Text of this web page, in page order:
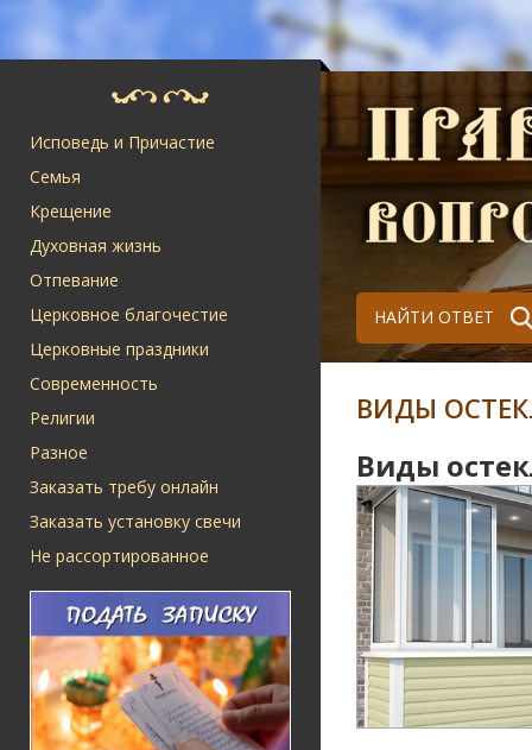
Исповедь и Причастие
Семья
Крещение
Духовная жизнь
Отпевание
Церковное благочестие
Церковные праздники
Современность
Религии
Разное
Заказать требу онлайн
Заказать установку свечи
Не рассортированное
НАЙТИ ОТВЕТ
ВИДЫ
Виды